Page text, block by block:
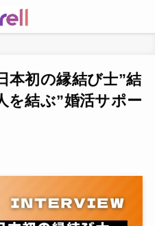
本初の縁結び士”結
を結ぶ”婚活サポー